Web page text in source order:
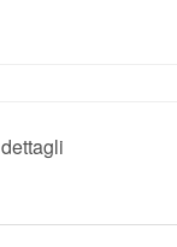
dettagli